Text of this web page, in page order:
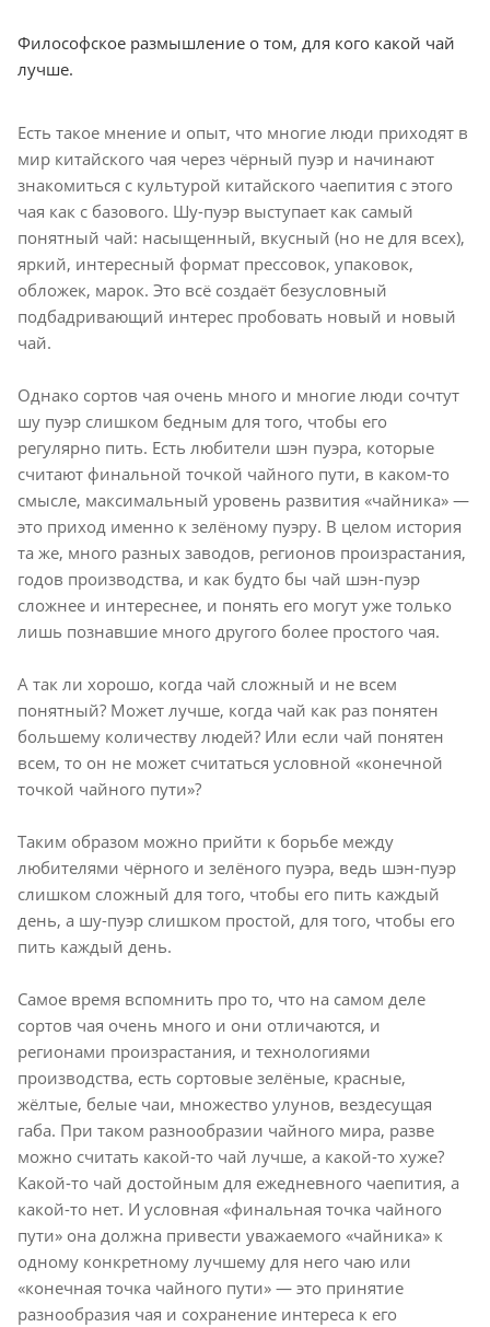
Философское размышление о том, для кого какой чай
лучше.
Есть такое мнение и опыт, что многие люди приходят в
мир китайского чая через чёрный пуэр и начинают
знакомиться с культурой китайского чаепития с этого
чая как с базового. Шу-пуэр выступает как самый
понятный чай: насыщенный, вкусный (но не для всех),
яркий, интересный формат прессовок, упаковок,
обложек, марок. Это всё создаёт безусловный
подбадривающий интерес пробовать новый и новый
чай.
Однако сортов чая очень много и многие люди сочтут
шу пуэр слишком бедным для того, чтобы его
регулярно пить. Есть любители шэн пуэра, которые
считают финальной точкой чайного пути, в каком-то
смысле, максимальный уровень развития «чайника» —
это приход именно к зелёному пуэру. В целом история
та же, много разных заводов, регионов произрастания,
годов производства, и как будто бы чай шэн-пуэр
сложнее и интереснее, и понять его могут уже только
лишь познавшие много другого более простого чая.
А так ли хорошо, когда чай сложный и не всем
понятный? Может лучше, когда чай как раз понятен
большему количеству людей? Или если чай понятен
всем, то он не может считаться условной «конечной
точкой чайного пути»?
Таким образом можно прийти к борьбе между
любителями чёрного и зелёного пуэра, ведь шэн-пуэр
слишком сложный для того, чтобы его пить каждый
день, а шу-пуэр слишком простой, для того, чтобы его
пить каждый день.
Самое время вспомнить про то, что на самом деле
сортов чая очень много и они отличаются, и
регионами произрастания, и технологиями
производства, есть сортовые зелёные, красные,
жёлтые, белые чаи, множество улунов, вездесущая
габа. При таком разнообразии чайного мира, разве
можно считать какой-то чай лучше, а какой-то хуже?
Какой-то чай достойным для ежедневного чаепития, а
какой-то нет. И условная «финальная точка чайного
пути» она должна привести уважаемого «чайника» к
одному конкретному лучшему для него чаю или
«конечная точка чайного пути» — это принятие
разнообразия чая и сохранение интереса к его